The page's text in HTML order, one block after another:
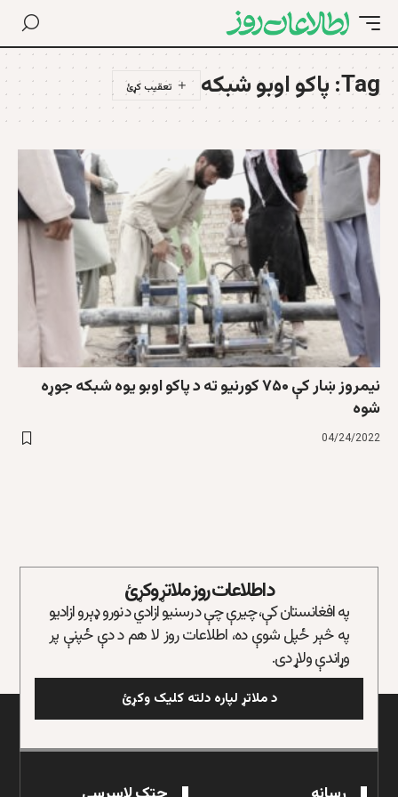
Tag: پاکو اوبو شبکه
نیمروز ښار کې ۷۵۰ کورنیو ته د پاکو اوبو یوه شبکه جوړه
شوه
04/24/2022
د اطلاعات روز ملاتړ وکړئ
په افغانستان کې، چیرې چې د رسنیو ازادي د نورو ډېرو ازادیو
په څېر ځپل شوې ده، اطلاعات روز لا هم د دې ځپنې پر
وړاندې ولاړ دی.
د ملاتړ لپاره دلته کلیک وکړئ